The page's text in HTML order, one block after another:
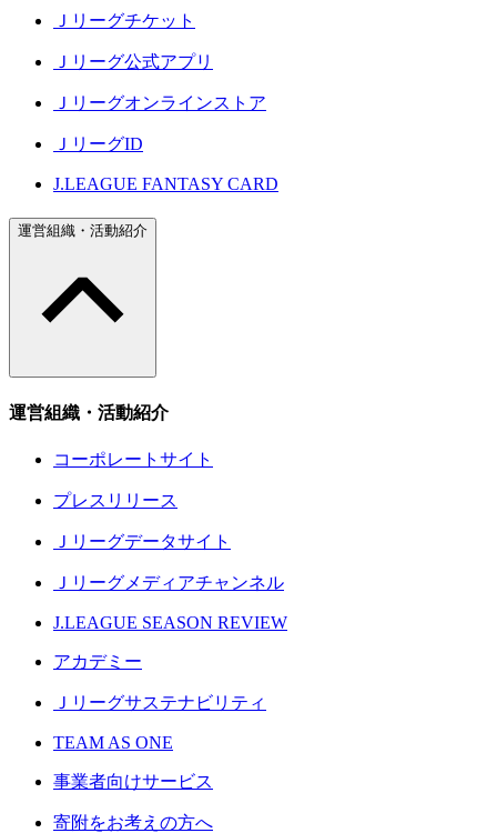
Ｊリーグチケット
Ｊリーグ公式アプリ
Ｊリーグオンラインストア
ＪリーグID
J.LEAGUE FANTASY CARD
運営組織・活動紹介
運営組織・活動紹介
コーポレートサイト
プレスリリース
Ｊリーグデータサイト
Ｊリーグメディアチャンネル
J.LEAGUE SEASON REVIEW
アカデミー
Ｊリーグサステナビリティ
TEAM AS ONE
事業者向けサービス
寄附をお考えの方へ